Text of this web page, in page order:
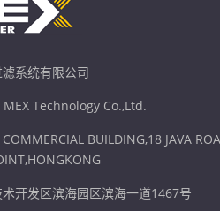
系统有限公司
Technology Co.,Ltd.
BUILDING,18 JAVA
开发区滨海园区滨海一道1467号